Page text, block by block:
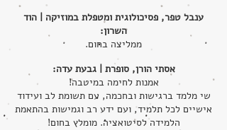
ענבל טפר, פסיכולוגית ומטפלת במוזיקה | הוד
השרון:
ממליצה בחום.
אסתי הורן, סופרת | גבעת עדה:
אמנות לחימה במיטבה!
שי מלמד ברגישות ובחכמה, עם תשומת לב ועידוד
אישיים לכל תלמיד, ועם ידע רב וגמישות בהתאמת
הלמידה לסיטואציה. מומלץ בחום!